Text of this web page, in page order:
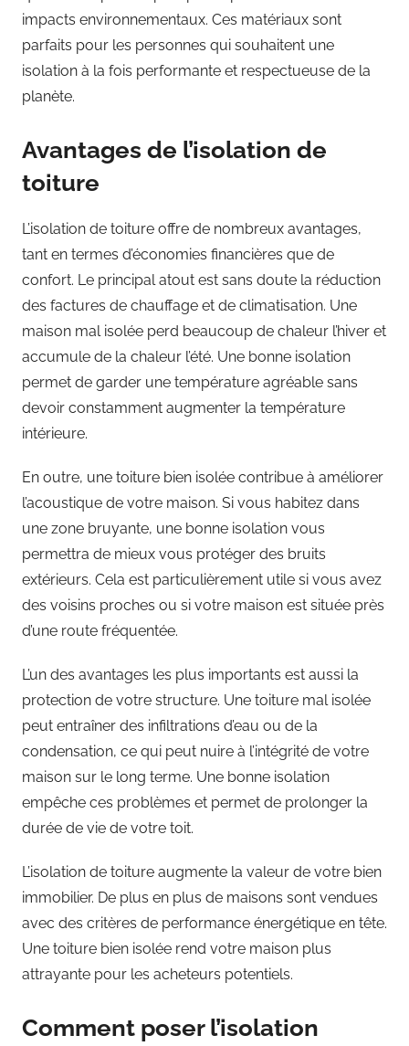
impacts environnementaux. Ces matériaux sont
parfaits pour les personnes qui souhaitent une
isolation à la fois performante et respectueuse de la
planète.
Avantages de l’isolation de
toiture
L’isolation de toiture offre de nombreux avantages,
tant en termes d’économies financières que de
confort. Le principal atout est sans doute la réduction
des factures de chauffage et de climatisation. Une
maison mal isolée perd beaucoup de chaleur l’hiver et
accumule de la chaleur l’été. Une bonne isolation
permet de garder une température agréable sans
devoir constamment augmenter la température
intérieure.
En outre, une toiture bien isolée contribue à améliorer
l’acoustique de votre maison. Si vous habitez dans
une zone bruyante, une bonne isolation vous
permettra de mieux vous protéger des bruits
extérieurs. Cela est particulièrement utile si vous avez
des voisins proches ou si votre maison est située près
d’une route fréquentée.
L’un des avantages les plus importants est aussi la
protection de votre structure. Une toiture mal isolée
peut entraîner des infiltrations d’eau ou de la
condensation, ce qui peut nuire à l’intégrité de votre
maison sur le long terme. Une bonne isolation
empêche ces problèmes et permet de prolonger la
durée de vie de votre toit.
L’isolation de toiture augmente la valeur de votre bien
immobilier. De plus en plus de maisons sont vendues
avec des critères de performance énergétique en tête.
Une toiture bien isolée rend votre maison plus
attrayante pour les acheteurs potentiels.
Comment poser l’isolation